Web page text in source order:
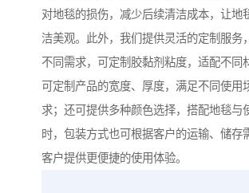
对地毯的损伤，减少后续清洁成本，让地
洁美观。此外，我们提供灵活的定制服务
不同需求，可定制胶黏剂粘度，适配不同
可定制产品的宽度、厚度，满足不同使用
求；还可提供多种颜色选择，搭配地毯与
时，包装方式也可根据客户的运输、储存
客户提供更便捷的使用体验。